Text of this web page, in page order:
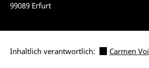
99089 Erfurt
Inhaltlich verantwortlich: Carmen